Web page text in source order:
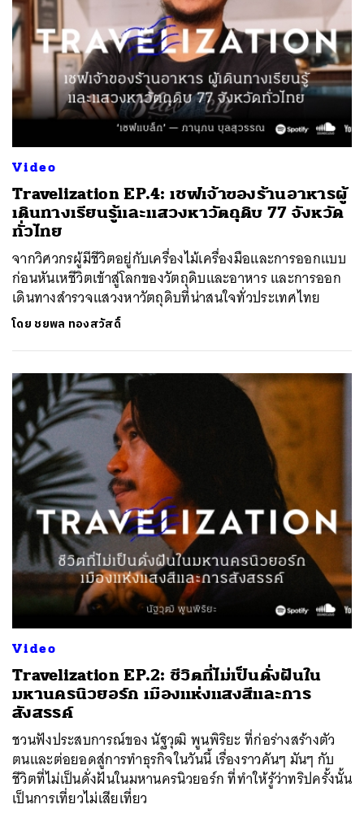
Video
Travelization EP.4: เชฟเจ้าของร้านอาหารผู้
เดินทางเรียนรู้และแสวงหาวัตถุดิบ 77 จังหวัด
ทั่วไทย
จากวิศวกรผู้มีชีวิตอยู่กับเครื่องไม้เครื่องมือและการออกแบบ
ก่อนหันเหชีวิตเข้าสู่โลกของวัตถุดิบและอาหาร และการออก
เดินทางสำรวจแสวงหาวัตถุดิบที่น่าสนใจทั่วประเทศไทย
โดย ชยพล ทองสวัสดิ์
Video
Travelization EP.2: ชีวิตที่ไม่เป็นดั่งฝันใน
มหานครนิวยอร์ก เมืองแห่งแสงสีและการ
สังสรรค์
ชวนฟังประสบการณ์ของ นัฐวุฒิ พูนพิริยะ ที่ก่อร่างสร้างตัว
ตนและต่อยอดสู่การทำธุรกิจในวันนี้ เรื่องราวคันๆ มันๆ กับ
ชีวิตที่ไม่เป็นดั่งฝันในมหานครนิวยอร์ก ที่ทำให้รู้ว่าทริปครั้งนั้น
เป็นการเที่ยวไม่เสียเที่ยว